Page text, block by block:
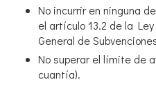
No incurrir en ninguna
el artículo 13.2 de la
General de
No superar el límite de
cuantía).